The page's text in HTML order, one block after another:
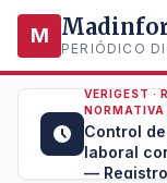
M
PERIÓDICO
VERIGEST ·
NORMATIVA
Control
laboral
—